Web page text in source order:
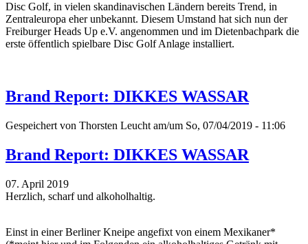
Disc Golf, in vielen skandinavischen Ländern bereits Trend, in
Zentraleuropa eher unbekannt. Diesem Umstand hat sich nun der
Freiburger Heads Up e.V. angenommen und im Dietenbachpark die
erste öffentlich spielbare Disc Golf Anlage installiert.
Brand Report: DIKKES WASSAR
Gespeichert von Thorsten Leucht am/um So, 07/04/2019 - 11:06
Brand Report: DIKKES WASSAR
07. April 2019
Herzlich, scharf und alkoholhaltig.
Einst in einer Berliner Kneipe angefixt von einem Mexikaner*